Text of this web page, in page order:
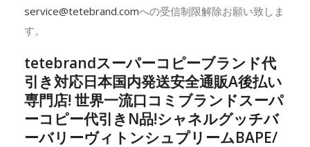
service@tetebrand.comへの受信制限解除お願い致しま
す。
tetebrandスーパーコピーブランド代
引き対応日本国内発送安全通販A後払い
専門店! 世界一流口コミブランドスーパ
ーコピー代引きN品!シャネルグッチバ
ーバリーヴィトンシュプリームBAPE/